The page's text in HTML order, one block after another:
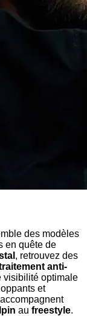
des modèles
en quête de
, retrouvez des
anti-
visibilité optimale
et
au freestyle.